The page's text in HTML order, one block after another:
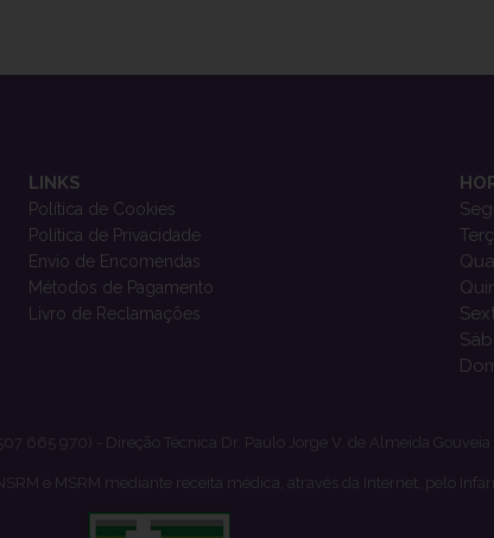
LINKS
Política de Cookies
Política de Privacidade
Envio de Encomendas
Métodos de Pagamento
Livro de Reclamações
665 970) - Direção Técnica Dr. Paulo Jorge V. de Almeida Gouveia
e MSRM mediante receita médica, através da Internet, pelo